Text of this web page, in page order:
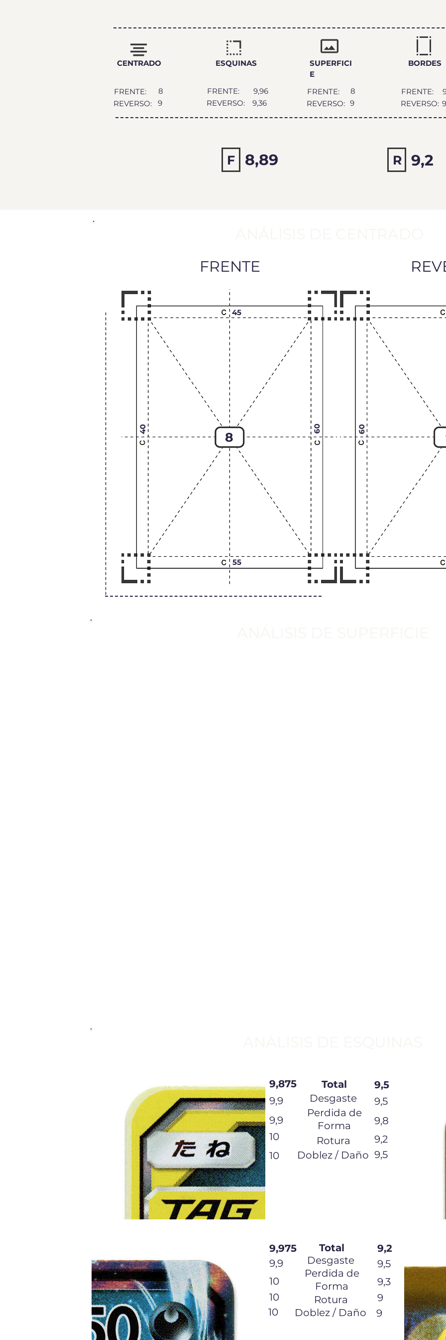
CENTRADO
FRENTE:
8
REVERSO:
9
ESQUINAS
FRENTE:
9,96
REVERSO:
9,36
SUPERFICI
E
FRENTE:
8
REVERSO: 9
BORDES
FRENTE:
REVERSO:
F 8,89 R 9,2
FRENTE
8
45
55
40 60 60
9,875
Total
9,9
Desgaste
Perdida de
Forma
9,9
10
Rotura
Doblez / Daño
10
9,5
9,5
9,8
9,2
9,5
9,975
Total
9,9
Desgaste
Perdida de
Forma
10
10
Rotura
10
Doblez / Daño
9,2
9,5
9,3
9
9